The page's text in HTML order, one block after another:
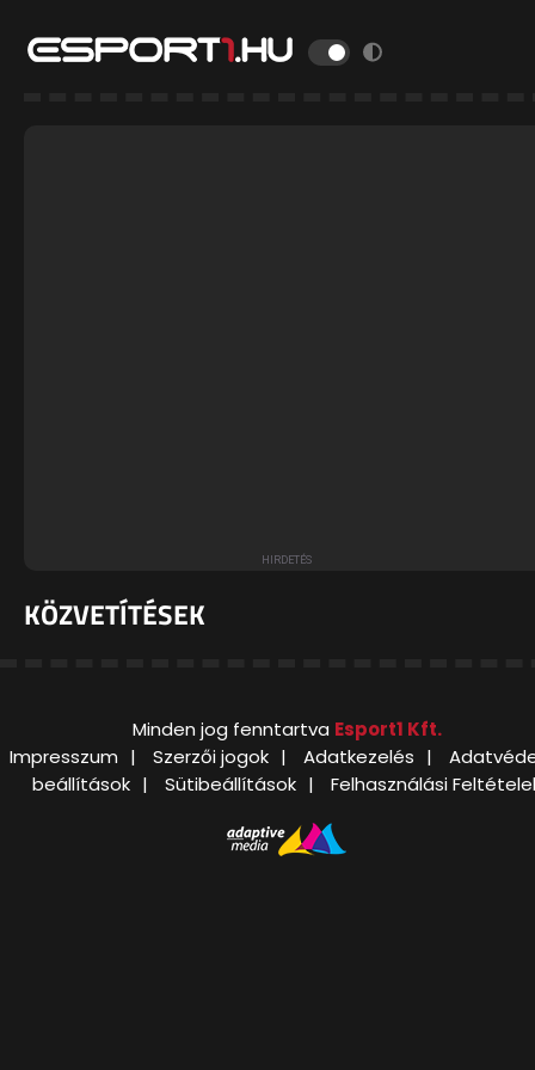
KÖZVETÍTÉSEK
Minden jog fenntartva Esport1 Kft.
Impresszum
Szerzői jogok Adatkezelés
beállítások
Sütibeállítások Felhasználási